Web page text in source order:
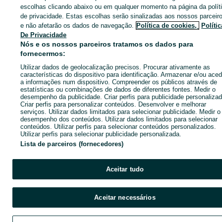
Entra na tua conta OLX ou cria uma nova para contactares
anunciante
Entrar ou criar conta
Enviar mensagem
escolhas clicando abaixo ou em qualquer momento na página da
de privacidade. Estas escolhas serão sinalizadas aos nossos
e não afetarão os dados de navegação. Política de cookies,
De Privacidade
Nós e os nossos parceiros tratamos os dados para
fornecermos:
Utilizar dados de geolocalização precisos. Procurar ativamente as
características do dispositivo para identificação. Armazenar e/ou
a informações num dispositivo. Compreender os públicos através de
estatísticas ou combinações de dados de diferentes fontes. Medir o
desempenho da publicidade. Criar perfis para publicidade
Criar perfis para personalizar conteúdos. Desenvolver e melhorar
serviços. Utilizar dados limitados para selecionar publicidade. Medir o
desempenho dos conteúdos. Utilizar dados limitados para selecionar
conteúdos. Utilizar perfis para selecionar conteúdos personalizados.
Utilizar perfis para selecionar publicidade personalizada.
Lista de parceiros (fornecedores)
Aceitar tudo
Aceitar necessários